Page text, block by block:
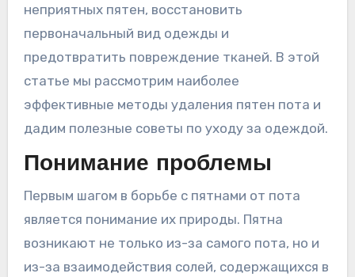
неприятных пятен, восстановить
первоначальный вид одежды и
предотвратить повреждение тканей. В этой
статье мы рассмотрим наиболее
эффективные методы удаления пятен пота и
дадим полезные советы по уходу за одеждой.
Понимание проблемы
Первым шагом в борьбе с пятнами от пота
является понимание их природы. Пятна
возникают не только из-за самого пота, но и
из-за взаимодействия солей, содержащихся в